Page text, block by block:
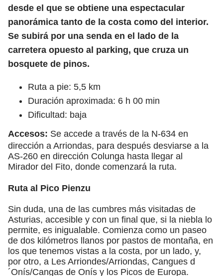
desde el que se obtiene una espectacular
panorámica tanto de la costa como del interior.
Se subirá por una senda en el lado de la
carretera opuesto al parking, que cruza un
bosquete de pinos.
Ruta a pie: 5,5 km
Duración aproximada: 6 h 00 min
Dificultad: baja
Accesos: Se accede a través de la N-634 en
dirección a Arriondas, para después desviarse a la
AS-260 en dirección Colunga hasta llegar al
Mirador del Fito, donde comenzará la ruta.
Ruta al Pico Pienzu
Sin duda, una de las cumbres más visitadas de
Asturias, accesible y con un final que, si la niebla lo
permite, es inigualable. Comienza como un paseo
de dos kilómetros llanos por pastos de montaña, en
los que tenemos vistas a la costa, por un lado, y,
por otro, a Les Arriondes/Arriondas, Cangues d
´Onís/Cangas de Onís y los Picos de Europa.